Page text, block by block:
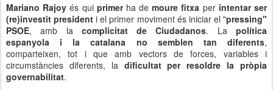
Mariano Rajoy és quiprimerha demoure fitxa perintentar ser
(re)investit presidenti el primer moviment és iniciar el "pressing"
PSOE, amb la complicitat de Ciudadanos. Lapolítica
espanyola i la catalana no semblen tan diferents,
comparteixen, tot i que amb vectors de forces, variables i
circumstàncies diferents, la dificultat per resoldre la pròpia
governabilitat.